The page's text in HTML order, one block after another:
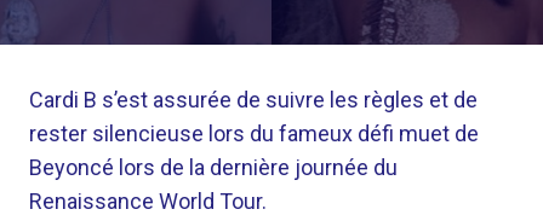
Cardi B s’est assurée de suivre les règles et de
rester silencieuse lors du fameux défi muet de
Beyoncé lors de la dernière journée du
Renaissance World Tour.